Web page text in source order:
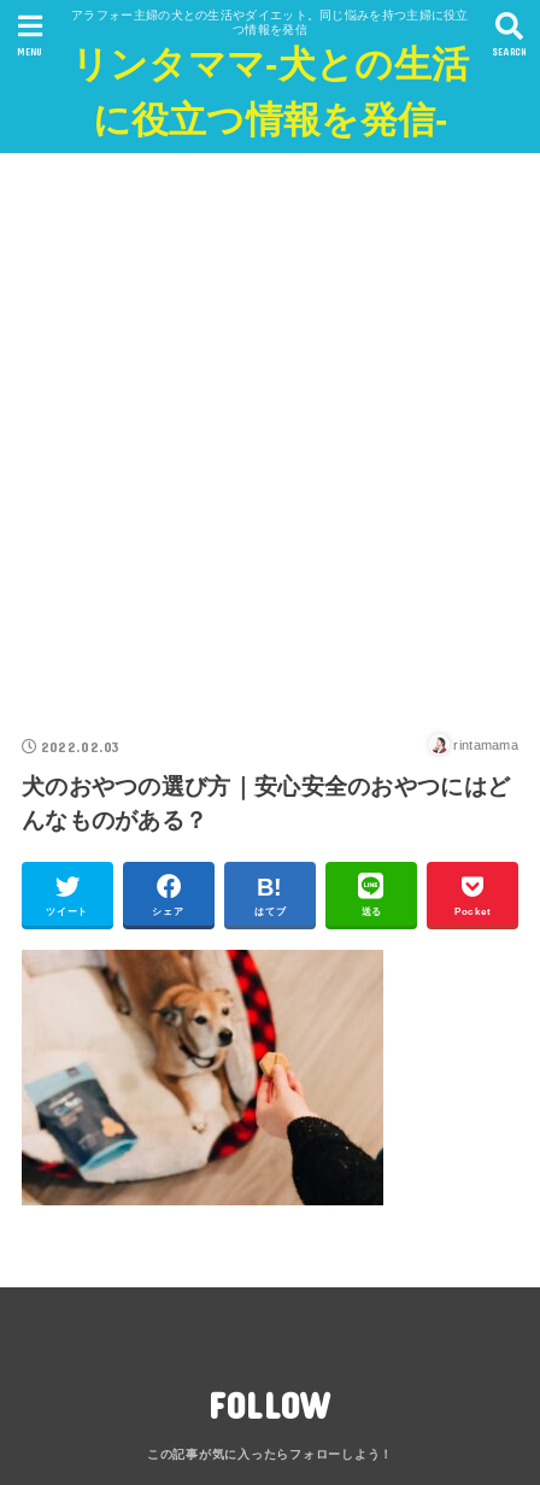
アラフォー主婦の犬との生活やダイエット。同じ悩みを持つ主婦に役立
つ情報を発信
リンタママ-犬との生活
に役立つ情報を発信-
SEARCH
MENU
2022.02.03 rintamama
犬のおやつの選び方｜安心安全のおやつにはど
んなものがある？
ツイート シェア はてブ 送る Pocket
FOLLOW